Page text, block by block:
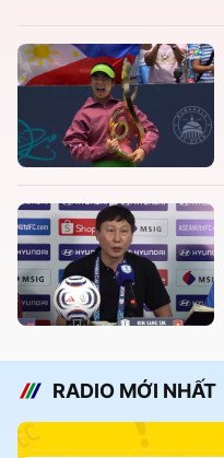
RADIO MỚI NHẤT